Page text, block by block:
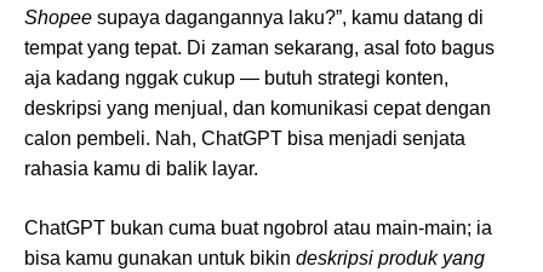
Shopee supaya dagangannya laku?”, kamu datang di
tempat yang tepat. Di zaman sekarang, asal foto bagus
aja kadang nggak cukup — butuh strategi konten,
deskripsi yang menjual, dan komunikasi cepat dengan
calon pembeli. Nah, ChatGPT bisa menjadi senjata
rahasia kamu di balik layar.
ChatGPT bukan cuma buat ngobrol atau main-main; ia
bisa kamu gunakan untuk bikin deskripsi produk yang